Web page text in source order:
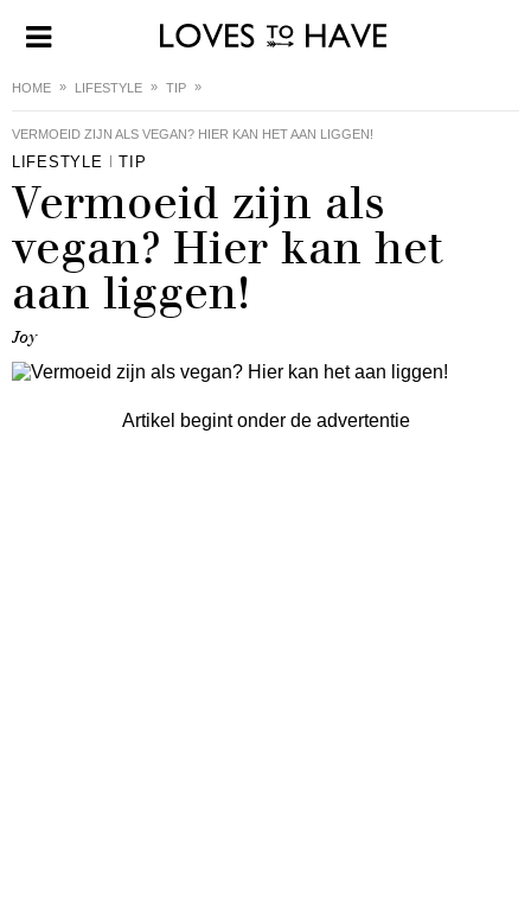
HOME LIFESTYLE TIP
VERMOEID ZIJN ALS VEGAN? HIER KAN HET AAN LIGGEN!
LIFESTYLE TIP
Vermoeid zijn als
vegan? Hier kan het
aan liggen!
Joy
Artikel begint onder de advertentie